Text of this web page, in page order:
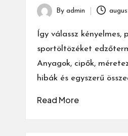
Posted
by
By admin
Így válassz
sportöltözéket
Anyagok, cipők,
hibák és egyszerű
Read More